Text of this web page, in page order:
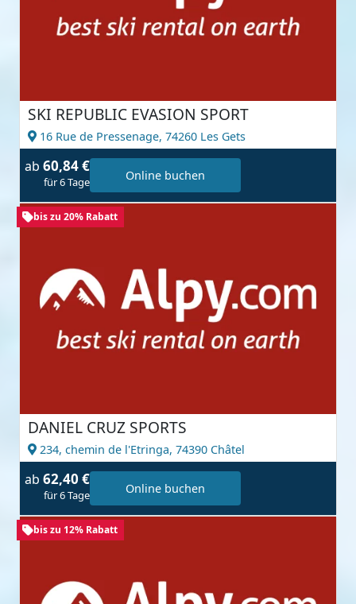
SKI REPUBLIC EVASION SPORT
16 Rue de Pressenage, 74260 Les Gets
ab 60,84 €
für 6 Tage Online buchen
bis zu 20% Rabatt
DANIEL CRUZ SPORTS
234, chemin de l'Etringa, 74390 Châtel
ab 62,40 €
für 6 Tage Online buchen
bis zu 12% Rabatt